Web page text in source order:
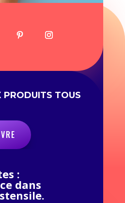
PRODUITS TOUS
:
dans